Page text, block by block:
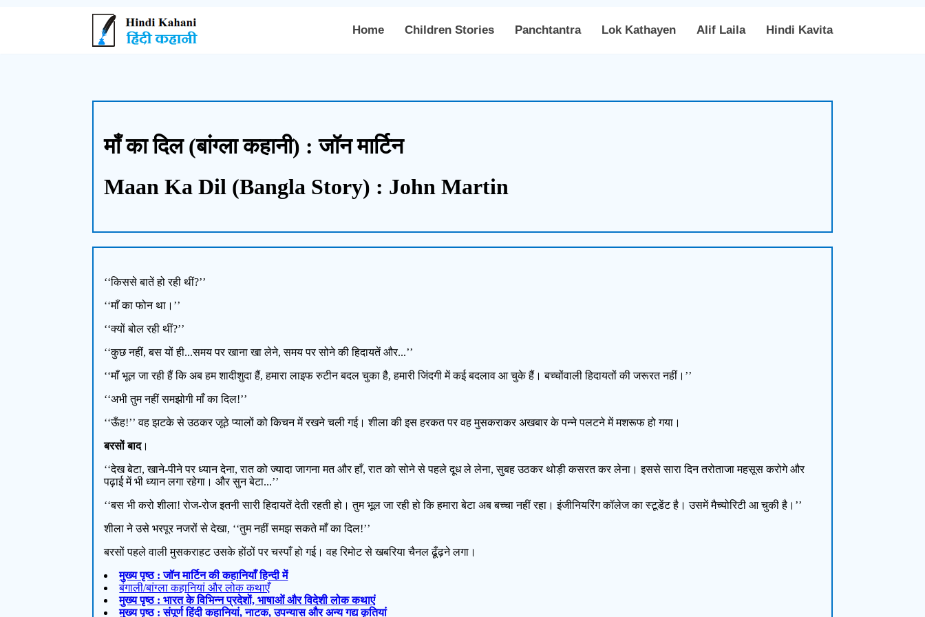
Home Children Stories Panchtantra Lok Kathayen Alif Laila Hindi Kavita
माँ का दिल (बांग्ला कहानी) : जॉन मार्टिन
Maan Ka Dil (Bangla Story) : John Martin
‘‘किससे बातें हो रही थीं?’’
‘‘माँ का फोन था।’’
‘‘क्यों बोल रही थीं?’’
‘‘कुछ नहीं, बस यों ही...समय पर खाना खा लेने, समय पर सोने की हिदायतें और...’’
‘‘माँ भूल जा रही हैं कि अब हम शादीशुदा हैं, हमारा लाइफ रुटीन बदल चुका है, हमारी जिंदगी में कई बदलाव आ चुके हैं। बच्चोंवाली हिदायतों की जरूरत नहीं।’’
‘‘अभी तुम नहीं समझोगी माँ का दिल!’’
‘‘ऊँह!’’ वह झटके से उठकर जूठे प्यालों को किचन में रखने चली गई। शीला की इस हरकत पर वह मुसकराकर अखबार के पन्ने पलटने में मशरूफ हो गया।
बरसों बाद।
‘‘देख बेटा, खाने-पीने पर ध्यान देना, रात को ज्यादा जागना मत और हाँ, रात को सोने से पहले दूध ले लेना, सुबह उठकर थोड़ी कसरत कर लेना। इससे सारा दिन तरोताजा महसूस करोगे और
पढ़ाई में भी ध्यान लगा रहेगा। और सुन बेटा...’’
‘‘बस भी करो शीला! रोज-रोज इतनी सारी हिदायतें देती रहती हो। तुम भूल जा रही हो कि हमारा बेटा अब बच्चा नहीं रहा। इंजीनियरिंग कॉलेज का स्टूडेंट है। उसमें मैच्योरिटी आ चुकी है।’’
शीला ने उसे भरपूर नजरों से देखा, ‘‘तुम नहीं समझ सकते माँ का दिल!’’
बरसों पहले वाली मुसकराहट उसके होंठों पर चस्पाँ हो गई। वह रिमोट से खबरिया चैनल ढूँढ़ने लगा।
मुख्य पृष्ठ : जॉन मार्टिन की कहानियाँ हिन्दी में
बंगाली/बांग्ला कहानियां और लोक कथाएँ
मुख्य पृष्ठ : भारत के विभिन्न प्रदेशों, भाषाओं और विदेशी लोक कथाएं
मुख्य पृष्ठ : संपूर्ण हिंदी कहानियां, नाटक, उपन्यास और अन्य गद्य कृतियां